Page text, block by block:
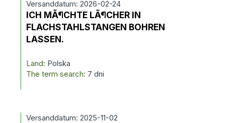
Versanddatum: 2026-02-24
ICH MÃ¶CHTE LÃ¶CHER IN
FLACHSTAHLSTANGEN BOHREN
LASSEN.
Land: Polska
The term search: 7 dni
Versanddatum: 2025-11-02